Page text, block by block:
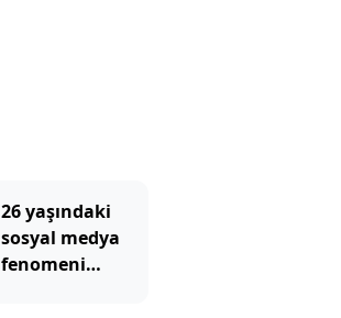
26 yaşındaki
sosyal medya
fenomeni